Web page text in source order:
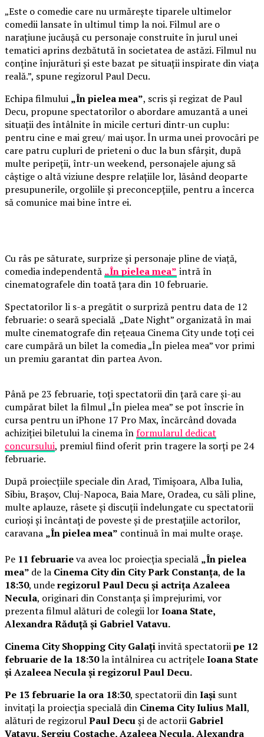
„Este o comedie care nu urmărește tiparele ultimelor
comedii lansate în ultimul timp la noi. Filmul are o
narațiune jucăușă cu personaje construite în jurul unei
tematici aprins dezbătută în societatea de astăzi. Filmul nu
conține înjurături și este bazat pe situații inspirate din viața
reală.”, spune regizorul Paul Decu.
Echipa filmului „În pielea mea”, scris și regizat de Paul
Decu, propune spectatorilor o abordare amuzantă a unei
situații des întâlnite în micile certuri dintr-un cuplu:
pentru cine e mai greu/ mai ușor. În urma unei provocări pe
care patru cupluri de prieteni o duc la bun sfârșit, după
multe peripeții, într-un weekend, personajele ajung să
câștige o altă viziune despre relațiile lor, lăsând deoparte
presupunerile, orgoliile și preconcepțiile, pentru a încerca
să comunice mai bine între ei.
Cu râs pe săturate, surprize și personaje pline de viață,
comedia independentă „În pielea mea” intră în
cinematografele din toată țara din 10 februarie.
Spectatorilor li s-a pregătit o surpriză pentru data de 12
februarie: o seară specială „Date Night” organizată în mai
multe cinematografe din rețeaua Cinema City unde toți cei
care cumpără un bilet la comedia „În pielea mea” vor primi
un premiu garantat din partea Avon.
Până pe 23 februarie, toți spectatorii din țară care și-au
cumpărat bilet la filmul „În pielea mea” se pot înscrie în
cursa pentru un iPhone 17 Pro Max, încărcând dovada
achiziției biletului la cinema înformularul dedicat
concursului, premiul fiind oferit prin tragere la sorți pe 24
februarie.
După proiecțiile speciale din Arad, Timișoara, Alba Iulia,
Sibiu, Brașov, Cluj-Napoca, Baia Mare, Oradea, cu săli pline,
multe aplauze, râsete și discuții îndelungate cu spectatorii
curioși și încântați de poveste și de prestațiile actorilor,
caravana „În pielea mea” continuă în mai multe orașe.
Pe 11 februarieva avea loc proiecția specială „În pielea
mea” de la Cinema City din City Park Constanța, de la
18:30, underegizorul Paul Decu și actrița Azaleea
Necula, originari din Constanța și împrejurimi, vor
prezenta filmul alături de colegii lorIoana State,
Alexandra Răduță și Gabriel Vatavu.
Cinema City Shopping City Galațiinvită spectatoriipe 12
februarie de la 18:30la întâlnirea cu actrițeleIoana State
și Azaleea Necula și regizorul Paul Decu.
Pe 13 februarie la ora 18:30, spectatorii dinIași sunt
invitați la proiecția specială din Cinema City Iulius Mall,
alături de regizorulPaul Decuși de actorii Gabriel
Vatavu, Sergiu Costache, Azaleea Necula, Alexandra